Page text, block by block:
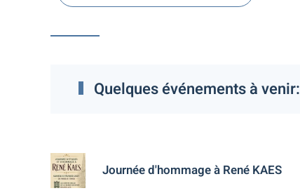
Quelques événements à venir:
Journée d'hommage à René KAES